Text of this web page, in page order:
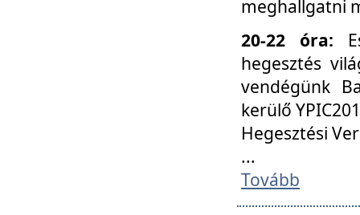
meghallgatni
20-22 óra:
hegesztés
vendégünk
kerülő
Hegesztési
...
Tovább